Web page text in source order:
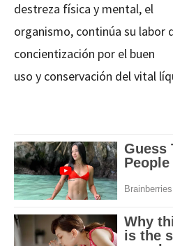
destreza física y mental, el
organismo, continúa su labor
concientización por el buen
uso y conservación del vital